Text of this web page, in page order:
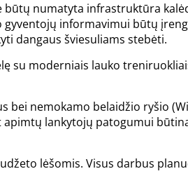
būtų numatyta infrastruktūra
informavimui būtų
dangaus šviesuliams stebėti.
su moderniais lauko
nemokamo belaidžio ryšio
lankytojų patogumui
lėšomis. Visus darbus